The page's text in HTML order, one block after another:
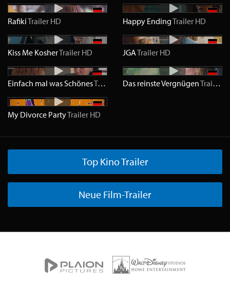
RafikiTrailer HD Happy EndingTrailer HD
Kiss Me KosherTrailer HD JGATrailer HD
Einfach mal was SchönesTrailer HD
Das reinste VergnügenTrailer
My Divorce PartyTrailer HD
Top Kino Trailer
Neue Film-Trailer